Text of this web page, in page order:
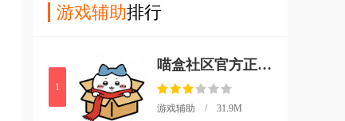
用。
升自己的实力，各种副本可以
游戏辅助排行
1
喵盒社区官方正版下载v2.1.0 安卓版
游戏辅助 / 31.9M